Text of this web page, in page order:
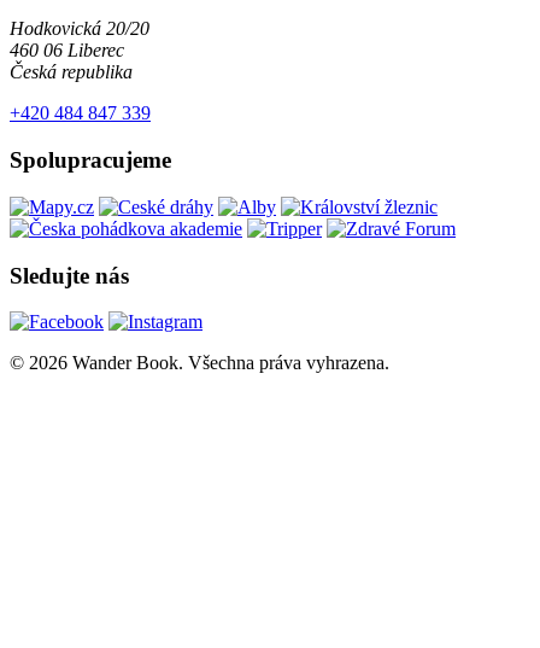
Hodkovická 20/20
460 06 Liberec
Česká republika
+420 484 847 339
Spolupracujeme
Sledujte nás
© 2026 Wander Book. Všechna práva vyhrazena.